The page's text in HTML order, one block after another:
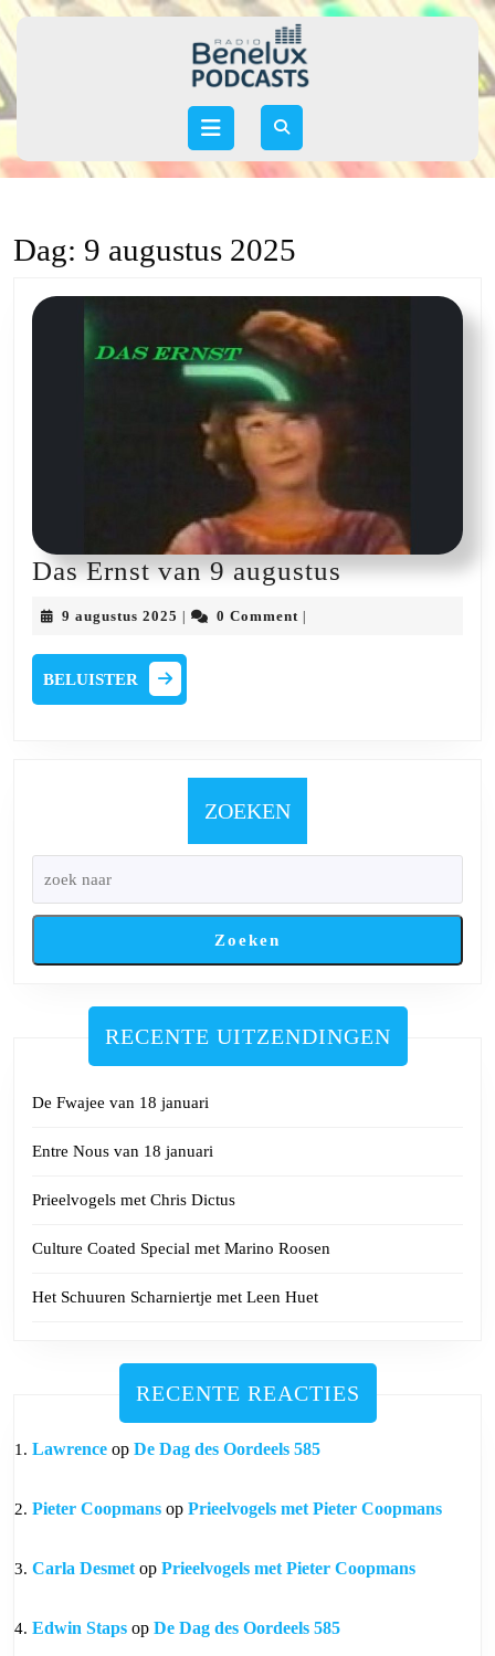
Skip
to
Open
Dag: 9 augustus 2025
Das Ernst van 9 augustusDas
9 augustus 2025 9
2025
0 Comment
BELUISTER
ZOEKEN
Zoeken
RECENTE UITZENDINGEN
De Fwajee van 18 januari
Entre Nous van 18 januari
Prieelvogels met Chris Dictus
Culture Coated Special met Marino Roosen
Het Schuuren Scharniertje met Leen Huet
RECENTE REACTIES
Lawrence op De Dag des Oordeels 585
Pieter Coopmans op Prieelvogels met Pieter Coopmans
Carla Desmet op Prieelvogels met Pieter Coopmans
Edwin Staps op De Dag des Oordeels 585